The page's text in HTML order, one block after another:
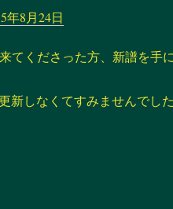
年8月24日
てくださった方、新譜を手
しなくてすみませんでした